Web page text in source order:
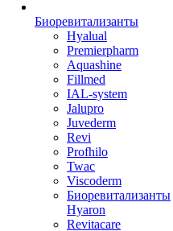
Биоревитализанты
Hyalual
Premierpharm
Aquashine
Fillmed
IAL-system
Jalupro
Juvederm
Revi
Profhilo
Twac
Viscoderm
Биоревитализанты
Hyaron
Revitacare